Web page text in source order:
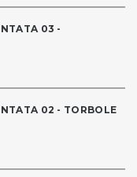
03 -
02 - TORBOLE